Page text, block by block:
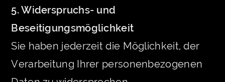
5. Widerspruchs- und
Beseitigungsmöglichkeit
Sie haben jederzeit die Möglichkeit, der
Verarbeitung Ihrer personenbezogenen